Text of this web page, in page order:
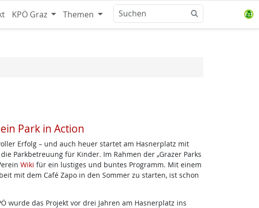
KPÖ Graz Themen
Park in Action
Erfolg – und auch heuer startet am Hasnerplatz mit
Parkbetreuung für Kinder. Im Rahmen der „Grazer Parks
Wiki für ein lustiges und buntes Programm. Mit einem
mit dem Café Zapo in den Sommer zu starten, ist schon
wurde das Projekt vor drei Jahren am Hasnerplatz ins